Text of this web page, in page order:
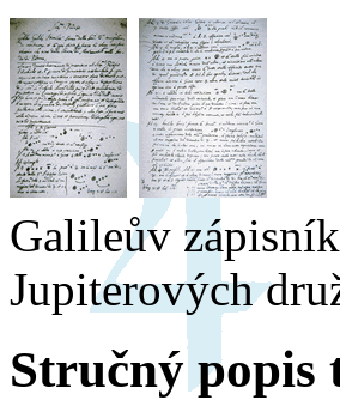
Galileův
Jupiterových
Stručný popis